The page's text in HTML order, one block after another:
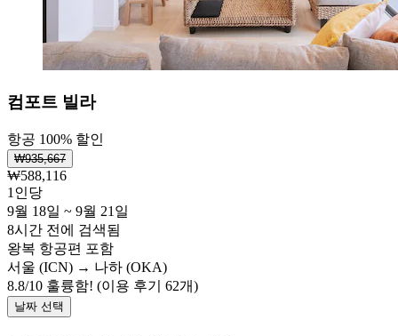
컴포트 빌라
항공 100% 할인
₩935,667
₩588,116
1인당
9월 18일 ~ 9월 21일
8시간 전에 검색됨
왕복 항공편 포함
서울 (ICN) → 나하 (OKA)
8.8/10 훌륭함! (이용 후기 62개)
날짜 선택